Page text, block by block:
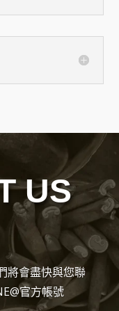
US
將會盡快與您聯
官方帳號